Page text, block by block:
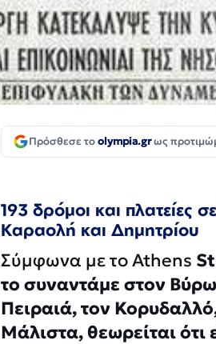
Πρόσθεσε τοolympia.grως
193 δρόμοι και
Καραολή και Δημητρίου
Σύμφωνα με το Athens
το συναντάμε στον
Πειραιά, τον
Μάλιστα, θεωρείται ότι